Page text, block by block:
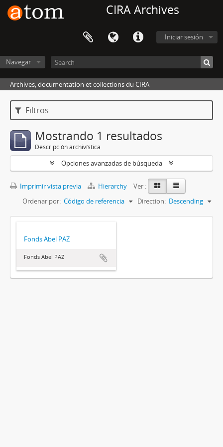
CIRA Archives
Iniciar sesión
Navegar
Archives, documentation et collections du CIRA
Filtros
Mostrando 1 resultados
Descripción archivística
Opciones avanzadas de búsqueda
Imprimir vista previa Hierarchy
Ver :
Ordenar por: Código de referencia Direction: Descending
Fonds Abel PAZ
Fonds Abel PAZ